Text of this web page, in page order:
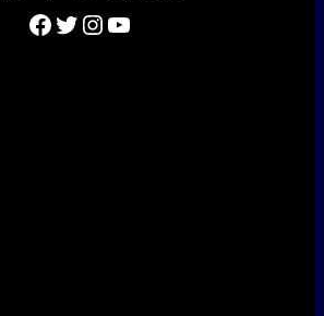
Facebook Twitter Instagram YouTube